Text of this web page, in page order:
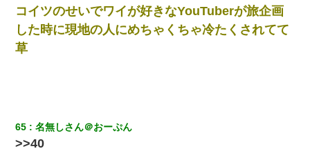
コイツのせいでワイが好きなYouTuberが旅企画
した時に現地の人にめちゃくちゃ冷たくされてて
草
65 名無しさん＠おーぷん
>>40